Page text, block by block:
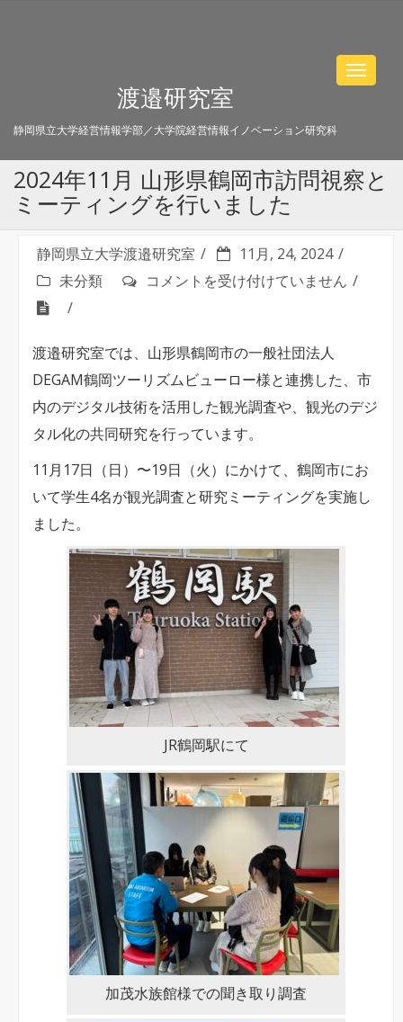
Toggle
渡邉研究室
静岡県立大学経営情報学部／大学院経営情報イノベーション研究科
2024年11月 山形県鶴岡市訪問視察と
ミーティングを行いました
静岡県立大学渡邉研究室
11月, 24, 2024
未分類
2024
月
山
形
県
鶴
岡
訪
問
視
察
と
ミ
ー
ン
グ
を
行
い
ま
し
た
コメントを受け付けていません
渡邉研究室では、山形県鶴岡市の一般社団法人
DEGAM鶴岡ツーリズムビューロー様と連携した、市
内のデジタル技術を活用した観光調査や、観光のデジ
タル化の共同研究を行っています。
11月17日（日）〜19日（火）にかけて、鶴岡市にお
いて学生4名が観光調査と研究ミーティングを実施し
ました。
JR鶴岡駅にて
加茂水族館様での聞き取り調査